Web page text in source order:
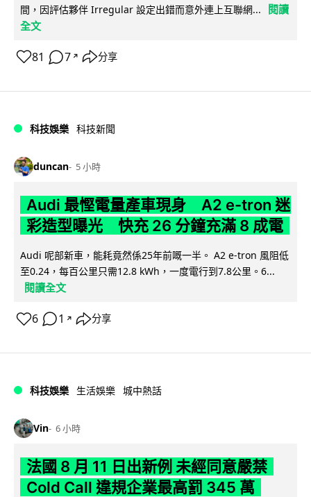
間，因評估夥伴 Irregular 設定出錯而意外連上互聯網...
閱讀
全文
81 7 ↗ 分享
科技娛樂 科技新聞
duncan 5 小時
Audi 最慳電量產車現身 A2 e-tron 迷
彩造型曝光 快充 26 分鐘充滿 8 成電
Audi 呢部新車，能耗竟然係25年前嘅一半。 A2 e-tron 風阻低
至0.24，每百公里只需12.8 kWh，一度電行到7.8公里。6...
閱讀全文
6 1 ↗ 分享
科技娛樂 生活娛樂 城中熱話
Vin 6 小時
法國 8 月 11 日出新例 未經同意嚴禁
Cold Call 違規企業最高罰 345 萬